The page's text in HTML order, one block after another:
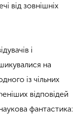
від зовнішніх
і
на
із чільних
відповідей
фантастика: